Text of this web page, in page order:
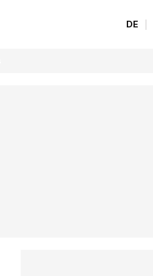
DE